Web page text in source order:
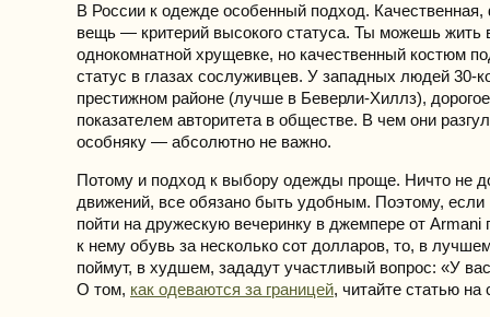
В России к одежде особенный подход.
вещь — критерий высокого статуса. Ты можешь жить
однокомнатной хрущевке, но качественный костюм
статус в глазах сослуживцев. У западных людей 30-
престижном районе (лучше в Беверли-Хиллз),
показателем авторитета в обществе. В чем они
особняку — абсолютно не важно.
Потому и подход к выбору одежды проще. Ничто не
движений, все обязано быть удобным. Поэтому,
пойти на дружескую вечеринку в джемпере от Armani
к нему обувь за несколько сот долларов, то, в
поймут, в худшем, зададут участливый вопрос: «У
О том, как одеваются за границей, читайте статью на